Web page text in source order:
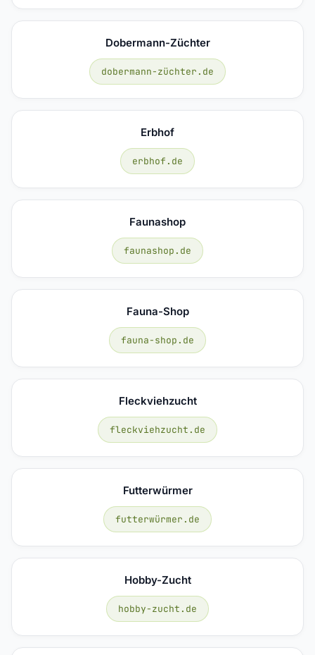
Dobermann-Züchter
dobermann-züchter.de
Erbhof
erbhof.de
Faunashop
faunashop.de
Fauna-Shop
fauna-shop.de
Fleckviehzucht
fleckviehzucht.de
Futterwürmer
futterwürmer.de
Hobby-Zucht
hobby-zucht.de